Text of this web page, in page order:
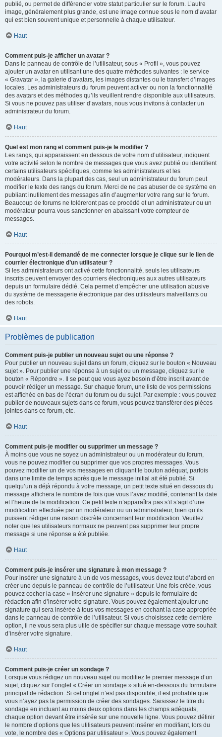
publié, ou permet de différencier votre statut particulier sur le forum. L’autre
image, généralement plus grande, est une image connue sous le nom d’avatar
qui est bien souvent unique et personnelle à chaque utilisateur.
Haut
Comment puis-je afficher un avatar ?
Dans le panneau de contrôle de l’utilisateur, sous « Profil », vous pouvez
ajouter un avatar en utilisant une des quatre méthodes suivantes : le service
« Gravatar », la galerie d’avatars, les images distantes ou le transfert d’images
locales. Les administrateurs du forum peuvent activer ou non la fonctionnalité
des avatars et des méthodes qu’ils veuillent rendre disponible aux utilisateurs.
Si vous ne pouvez pas utiliser d’avatars, nous vous invitons à contacter un
administrateur du forum.
Haut
Quel est mon rang et comment puis-je le modifier ?
Les rangs, qui apparaissent en dessous de votre nom d’utilisateur, indiquent
votre activité selon le nombre de messages que vous avez publié ou identifient
certains utilisateurs spécifiques, comme les administrateurs et les
modérateurs. Dans la plupart des cas, seul un administrateur du forum peut
modifier le texte des rangs du forum. Merci de ne pas abuser de ce système en
publiant inutilement des messages afin d’augmenter votre rang sur le forum.
Beaucoup de forums ne toléreront pas ce procédé et un administrateur ou un
modérateur pourra vous sanctionner en abaissant votre compteur de
messages.
Haut
Pourquoi m’est-il demandé de me connecter lorsque je clique sur le lien de
courrier électronique d’un utilisateur ?
Si les administrateurs ont activé cette fonctionnalité, seuls les utilisateurs
inscrits peuvent envoyer des courriers électroniques aux autres utilisateurs
depuis un formulaire dédié. Cela permet d’empêcher une utilisation abusive
du système de messagerie électronique par des utilisateurs malveillants ou
des robots.
Haut
Problèmes de publication
Comment puis-je publier un nouveau sujet ou une réponse ?
Pour publier un nouveau sujet dans un forum, cliquez sur le bouton « Nouveau
sujet ». Pour publier une réponse à un sujet ou un message, cliquez sur le
bouton « Répondre ». Il se peut que vous ayez besoin d’être inscrit avant de
pouvoir rédiger un message. Sur chaque forum, une liste de vos permissions
est affichée en bas de l’écran du forum ou du sujet. Par exemple : vous pouvez
publier de nouveaux sujets dans ce forum, vous pouvez transférer des pièces
jointes dans ce forum, etc.
Haut
Comment puis-je modifier ou supprimer un message ?
À moins que vous ne soyez un administrateur ou un modérateur du forum,
vous ne pouvez modifier ou supprimer que vos propres messages. Vous
pouvez modifier un de vos messages en cliquant le bouton adéquat, parfois
dans une limite de temps après que le message initial ait été publié. Si
quelqu’un a déjà répondu à votre message, un petit texte situé en dessous du
message affichera le nombre de fois que vous l’avez modifié, contenant la date
et l’heure de la modification. Ce petit texte n’apparaîtra pas s’il s’agit d’une
modification effectuée par un modérateur ou un administrateur, bien qu’ils
puissent rédiger une raison discrète concernant leur modification. Veuillez
noter que les utilisateurs normaux ne peuvent pas supprimer leur propre
message si une réponse a été publiée.
Haut
Comment puis-je insérer une signature à mon message ?
Pour insérer une signature à un de vos messages, vous devez tout d’abord en
créer une depuis le panneau de contrôle de l’utilisateur. Une fois créée, vous
pouvez cocher la case « Insérer une signature » depuis le formulaire de
rédaction afin d’insérer votre signature. Vous pouvez également ajouter une
signature qui sera insérée à tous vos messages en cochant la case appropriée
dans le panneau de contrôle de l’utilisateur. Si vous choisissez cette dernière
option, il ne vous sera plus utile de spécifier sur chaque message votre souhait
d’insérer votre signature.
Haut
Comment puis-je créer un sondage ?
Lorsque vous rédigez un nouveau sujet ou modifiez le premier message d’un
sujet, cliquez sur l’onglet « Créer un sondage » situé en-dessous du formulaire
principal de rédaction. Si cet onglet n’est pas disponible, il est probable que
vous n’ayez pas la permission de créer des sondages. Saisissez le titre du
sondage en incluant au moins deux options dans les champs adéquats,
chaque option devant être insérée sur une nouvelle ligne. Vous pouvez définir
le nombre d’options que les utilisateurs peuvent insérer en modifiant, lors du
vote, le nombre des « Options par utilisateur ». Vous pouvez également